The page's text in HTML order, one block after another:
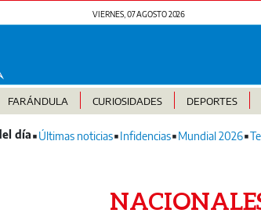
VIERNES, 07 AGOSTO 2026
FARÁNDULA CURIOSIDADES DEPORTES
Últimas noticias Infidencias Mundial 2026